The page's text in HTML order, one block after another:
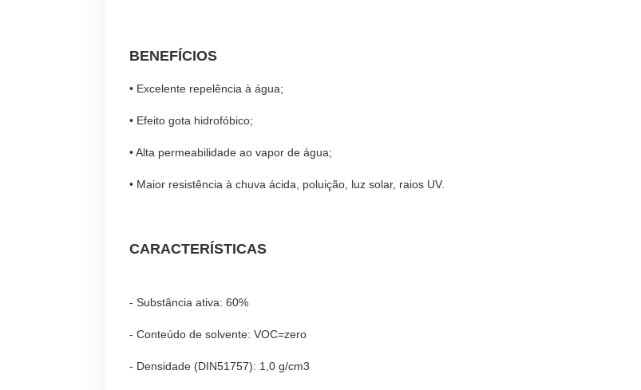
BENEFÍCIOS
• Excelente repelência à água;
• Efeito gota hidrofóbico;
• Alta permeabilidade ao vapor de água;
• Maior resistência à chuva ácida, poluição, luz solar, raios UV.
CARACTERÍSTICAS
- Substância ativa: 60%
- Conteúdo de solvente: VOC=zero
- Densidade (DIN51757): 1,0 g/cm3